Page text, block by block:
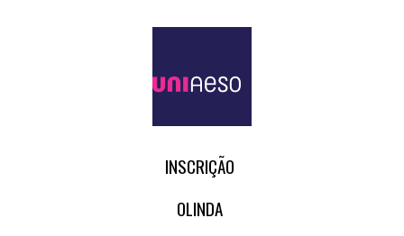
INSCRIÇÃO
OLINDA